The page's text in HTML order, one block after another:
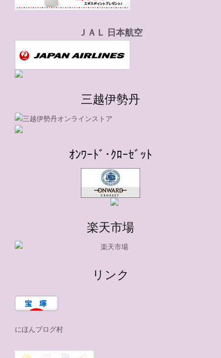
ＪＡＬ 日本航空
三越伊勢丹
ｵﾝﾜｰﾄﾞ･ｸﾛｰｾﾞｯﾄ
楽天市場
リンク
にほんブログ村